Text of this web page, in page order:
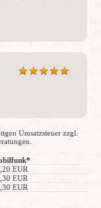
Umsatzsteuer zzgl.
EUR
EUR
EUR